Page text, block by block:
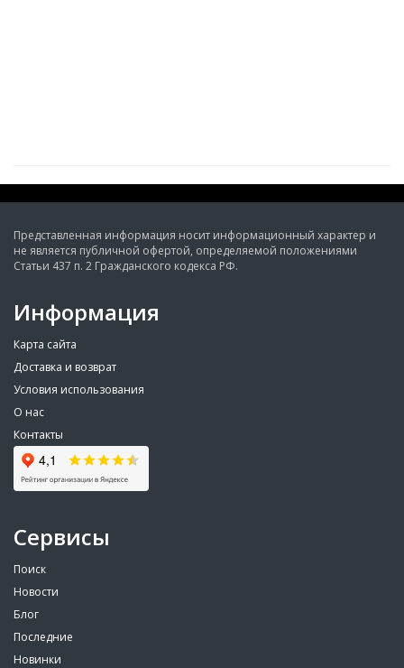
Представленная информация носит информационный характер и
не является публичной офертой, определяемой положениями
Статьи 437 п. 2 Гражданского кодекса РФ.
Информация
Карта сайта
Доставка и возврат
Условия использования
О нас
Контакты
Сервисы
Поиск
Новости
Блог
Последние
Новинки